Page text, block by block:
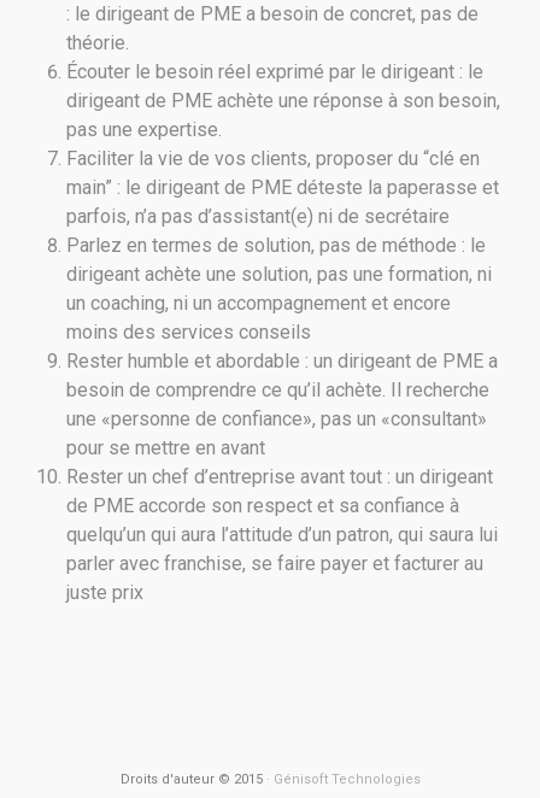
: le dirigeant de PME a besoin de concret, pas de
théorie.
Écouter le besoin réel exprimé par le dirigeant : le
dirigeant de PME achète une réponse à son besoin,
pas une expertise.
Faciliter la vie de vos clients, proposer du “clé en
main” : le dirigeant de PME déteste la paperasse et
parfois, n’a pas d’assistant(e) ni de secrétaire
Parlez en termes de solution, pas de méthode : le
dirigeant achète une solution, pas une formation, ni
un coaching, ni un accompagnement et encore
moins des services conseils
Rester humble et abordable : un dirigeant de PME a
besoin de comprendre ce qu’il achète. Il recherche
une «personne de confiance», pas un «consultant»
pour se mettre en avant
Rester un chef d’entreprise avant tout : un dirigeant
de PME accorde son respect et sa confiance à
quelqu’un qui aura l’attitude d’un patron, qui saura lui
parler avec franchise, se faire payer et facturer au
juste prix
Droits d'auteur © 2015· Génisoft Technologies